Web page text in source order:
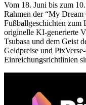
Vom 18. Juni bis zum
Rahmen der “My Dream
Fußballgeschichten zum
originelle KI-generierte
Tsubasa und dem Geist
Geldpreise und
Einreichungsrichtlinien